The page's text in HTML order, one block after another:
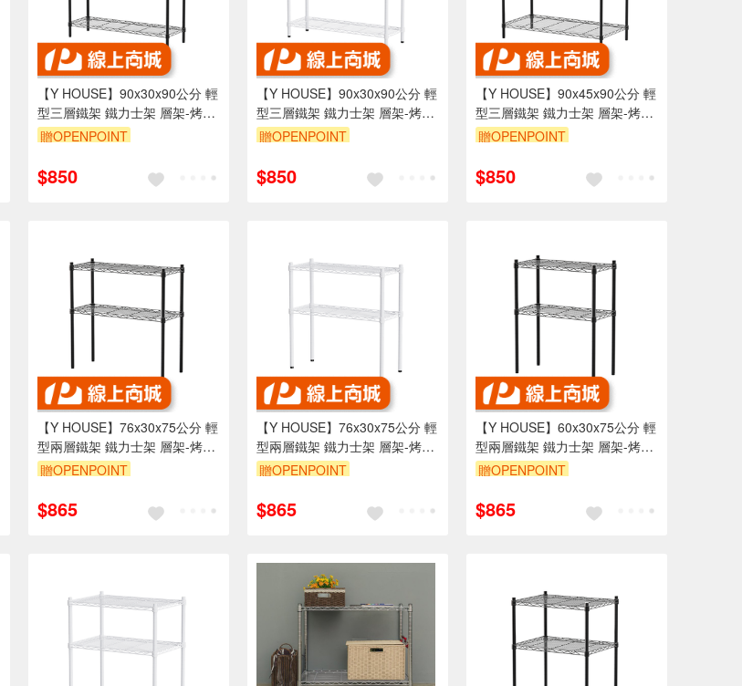
【Y HOUSE】90x30x90公分 輕
型三層鐵架 鐵力士架 層架-烤漆
黑
贈OPENPOINT
$850
【Y HOUSE】90x30x90公分 輕
型三層鐵架 鐵力士架 層架-烤漆
白
贈OPENPOINT
$850
【Y HOUSE】90x45x90公分 輕
型三層鐵架 鐵力士架 層架-烤漆
黑
贈OPENPOINT
$850
【Y HOUSE】76x30x75公分 輕
型兩層鐵架 鐵力士架 層架-烤漆
黑
贈OPENPOINT
$865
【Y HOUSE】76x30x75公分 輕
型兩層鐵架 鐵力士架 層架-烤漆
白
贈OPENPOINT
$865
【Y HOUSE】60x30x75公分 輕
型兩層鐵架 鐵力士架 層架-烤漆
黑
贈OPENPOINT
$865